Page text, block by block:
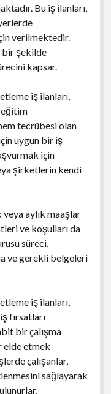
Bu iş ilanları,
verilmektedir.
bir şekilde
kapsar.
iş ilanları,
tecrübesi olan
uygun bir iş
için
şirketlerin kendi
aylık maaşlar
ve koşulları da
süreci,
ve gerekli belgeleri
iş ilanları,
fırsatları
bir çalışma
elde etmek
çalışanlar,
sağlayarak